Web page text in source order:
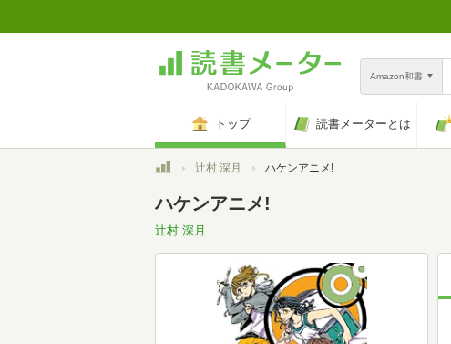
Amazon和書
トップ 読書メーターとは
トップ辻村 深月 ハケンアニメ!
ハケンアニメ!
辻村 深月